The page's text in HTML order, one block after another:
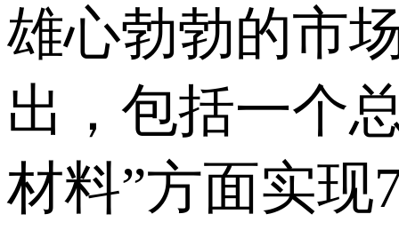
雄心勃勃的市
出，包括一个
材料”方面实现